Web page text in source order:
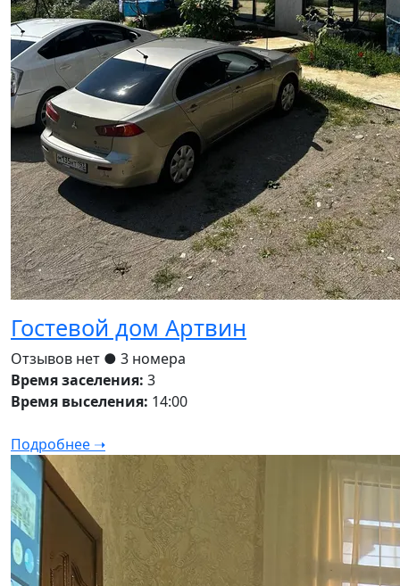
Гостевой дом Артвин
Отзывов нет ● 3 номера
Время заселения: 3
Время выселения: 14:00
Подробнее ➝